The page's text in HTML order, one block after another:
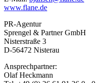
www.flane.de
PR-Agentur
Sprengel & Partner GmbH
Nisterstraße 3
D-56472 Nisterau
Ansprechpartner:
Olaf Heckmann